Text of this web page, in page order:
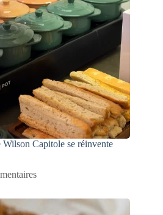
Capitole se réinvente